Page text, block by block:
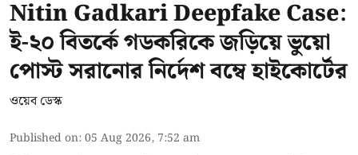
Nitin Gadkari Deepfake Case:
ই-২০ বিতর্কে গডকরিকে জড়িয়ে ভুয়ো
পোস্ট সরানোর নির্দেশ বম্বে হাইকোর্টের
ওয়েব ডেস্ক
Published on:05 Aug 2026, 7:52 am